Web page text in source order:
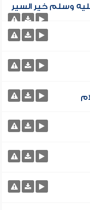
وسلم خير السير